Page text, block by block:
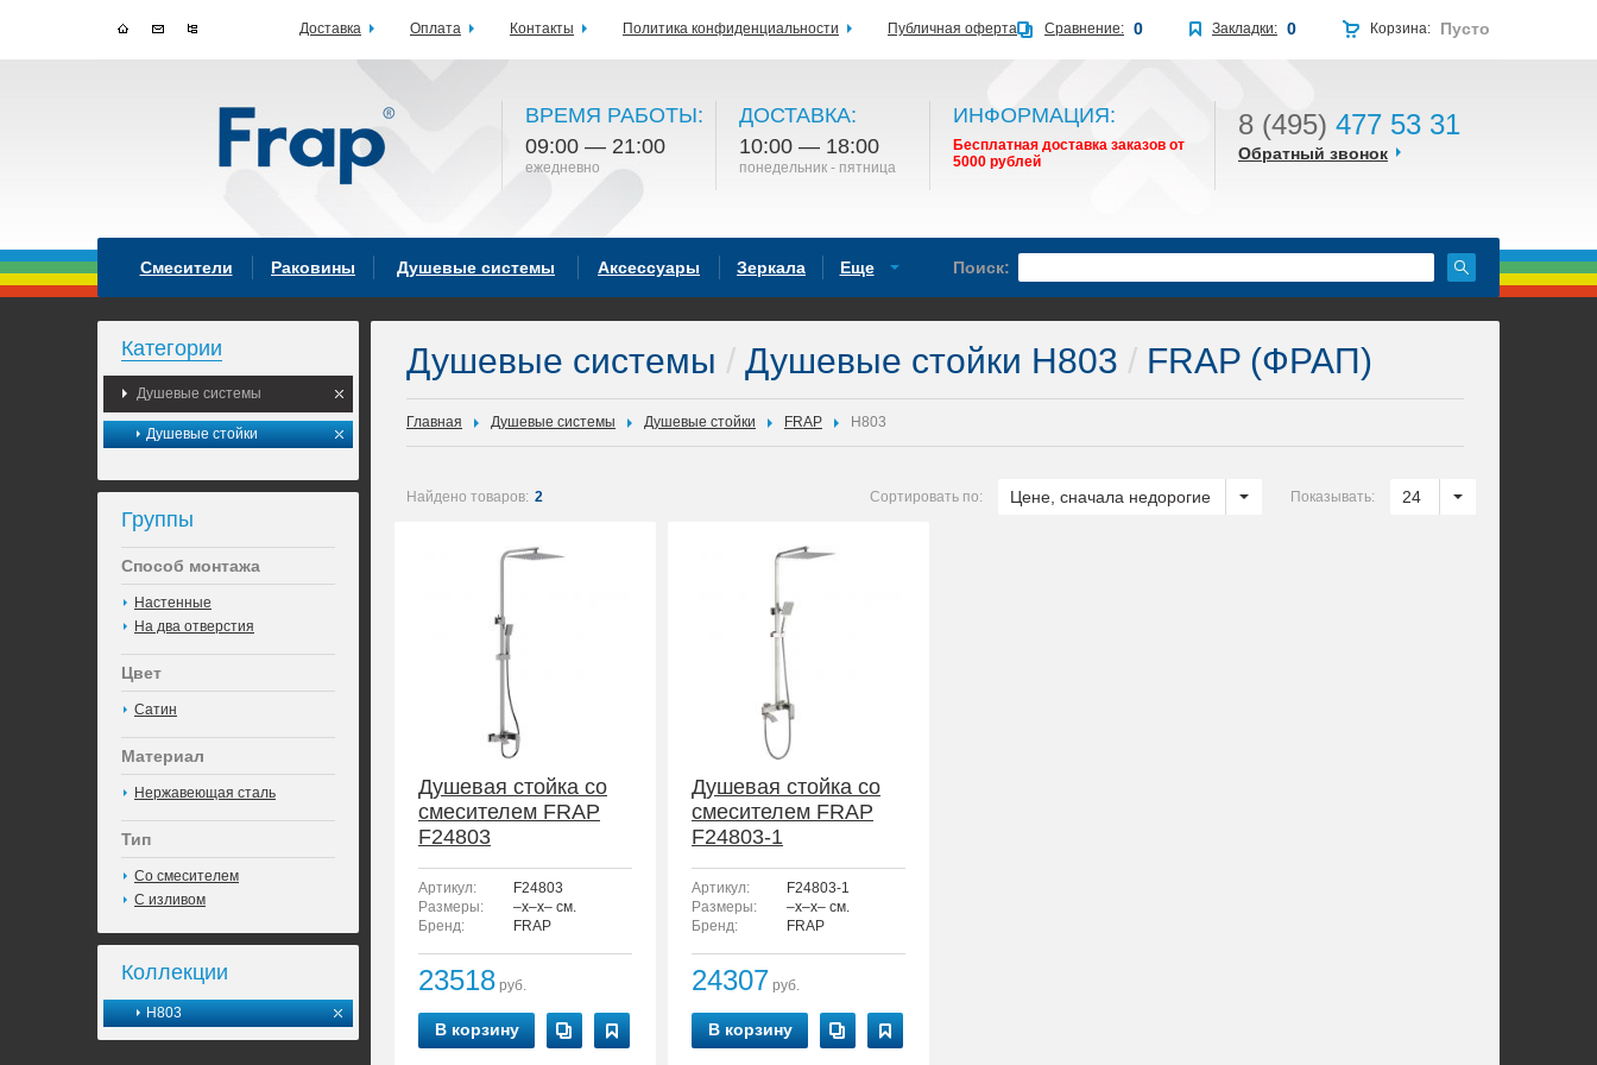
ВРЕМЯ РАБОТЫ:
09:00 — 21:00
ежедневно
ДОСТАВКА:
10:00 — 18:00
понедельник - пятница
ИНФОРМАЦИЯ:
Бесплатная доставка заказов от
5000 рублей
8 (495) 477 53 31
Обратный звонок
Смесители Раковины Душевые системы Аксессуары Зеркала Еще Поиск:
Категории
Душевые системы
Душевые стойки
Группы
Способ монтажа
Настенные
На два отверстия
Цвет
Сатин
Материал
Нержавеющая сталь
Тип
Со смесителем
С изливом
Коллекции
H803
Душевые системы / Душевые стойки H803 / FRAP (ФРАП)
Главная Душевые системы Душевые стойки FRAP H803
Найдено товаров: 2 Показывать: 24
Сортировать по: Цене, сначала недорогие
Душевая стойка со
смесителем FRAP
F24803
Артикул:
F24803
Размеры:
–x–x– см.
Бренд:
FRAP
23518 руб.
В корзину
Душевая стойка со
смесителем FRAP
F24803-1
Артикул:
F24803-1
Размеры:
–x–x– см.
Бренд:
FRAP
24307 руб.
В корзину
Доставка Оплата Контакты Политика конфиденциальности Публичная оферта Корзина: Пусто
Закладки: 0
Сравнение: 0